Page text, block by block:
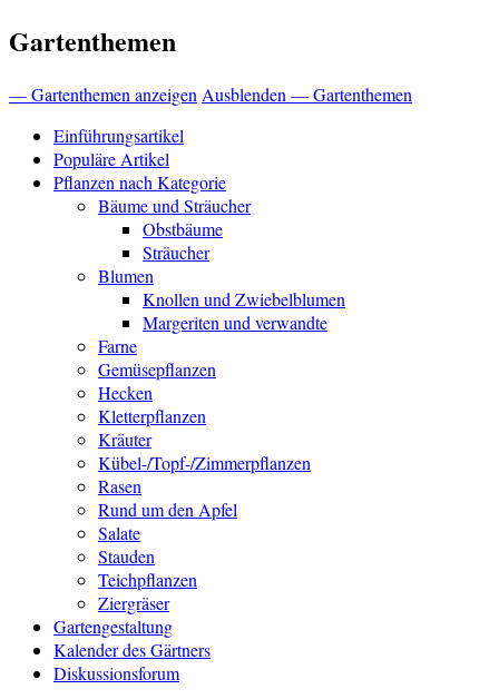
Gartenthemen
— Gartenthemen anzeigen Ausblenden — Gartenthemen
Einführungsartikel
Populäre Artikel
Pflanzen nach Kategorie
Bäume und Sträucher
Obstbäume
Sträucher
Blumen
Knollen und Zwiebelblumen
Margeriten und verwandte
Farne
Gemüsepflanzen
Hecken
Kletterpflanzen
Kräuter
Kübel-/Topf-/Zimmerpflanzen
Rasen
Rund um den Apfel
Salate
Stauden
Teichpflanzen
Ziergräser
Gartengestaltung
Kalender des Gärtners
Diskussionsforum